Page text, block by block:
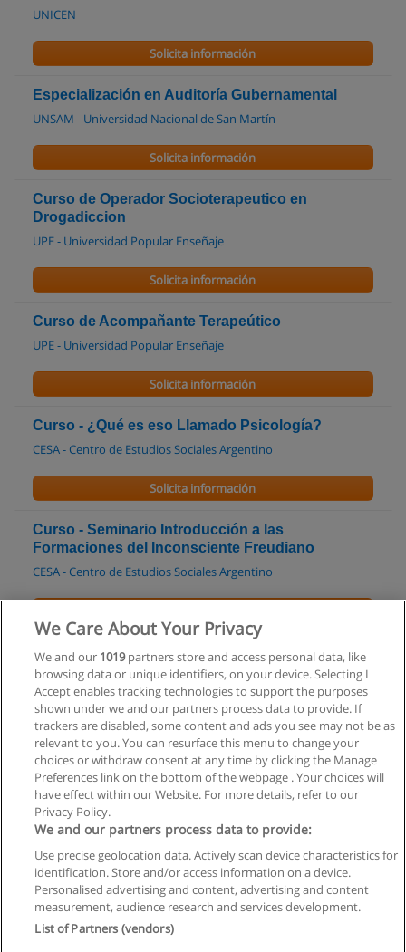
UNICEN
Solicita información
Especialización en Auditoría Gubernamental
UNSAM - Universidad Nacional de San Martín
Solicita información
Curso de Operador Socioterapeutico en
Drogadiccion
UPE - Universidad Popular Enseñaje
Solicita información
Curso de Acompañante Terapeútico
UPE - Universidad Popular Enseñaje
Solicita información
Curso - ¿Qué es eso Llamado Psicología?
CESA - Centro de Estudios Sociales Argentino
Solicita información
Curso - Seminario Introducción a las
Formaciones del Inconsciente Freudiano
CESA - Centro de Estudios Sociales Argentino
Curso de Psicología Social
UPE - Universidad Popular Enseñaje
Solicita información
Privacidad de datos
Contactar con Educaedu
Copyright © Educaedu Business S.L. - CIF : B-95610580: -
We Care About Your Privacy
We and our 1019partners store and access personal data, like
browsing data or unique identifiers, on your device. Selecting I
Accept enables tracking technologies to support the purposes
shown under we and our partners process data to provide. If
trackers are disabled, some content and ads you see may not be as
relevant to you. You can resurface this menu to change your
choices or withdraw consent at any time by clicking the Manage
Preferences link on the bottom of the webpage . Your choices will
have effect within our Website. For more details, refer to our
Privacy Policy.
We and our partners process data to provide:
Use precise geolocation data. Actively scan device characteristics for
identification. Store and/or access information on a device.
Personalised advertising and content, advertising and content
measurement, audience research and services development.
List of Partners (vendors)